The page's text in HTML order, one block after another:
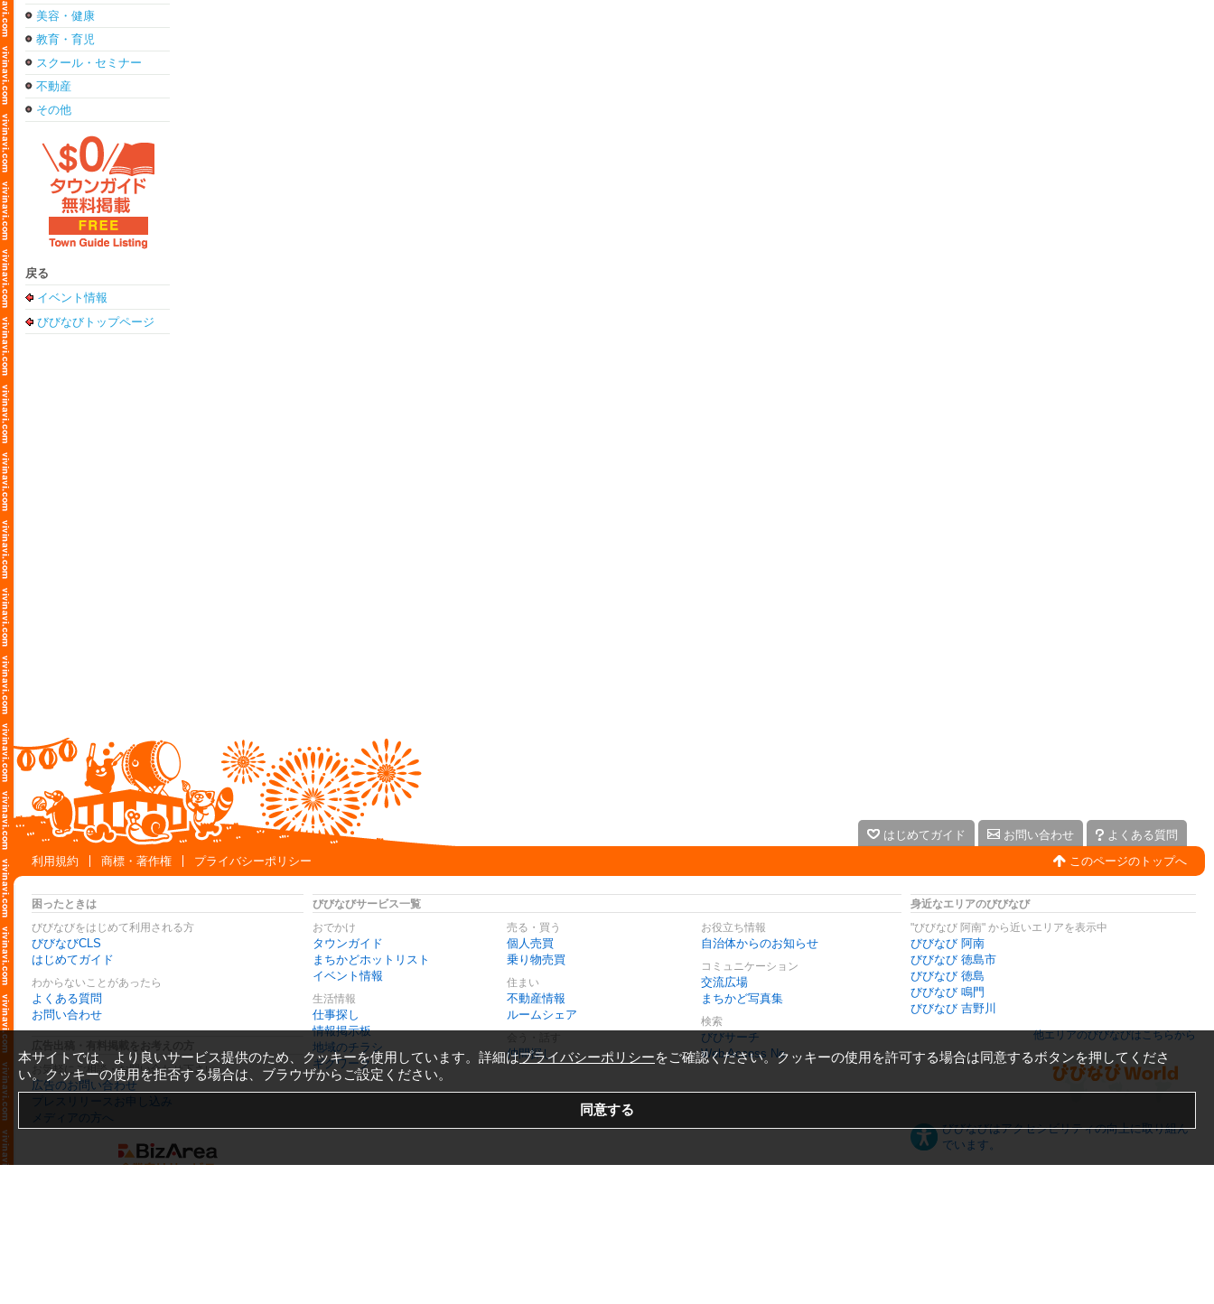
美容・健康
教育・育児
スクール・セミナー
不動産
その他
戻る
イベント情報
びびなびトップページ
はじめてガイド お問い合わせ
よくある質問
利用規約
商標・著作権 プライバシーポリシー このページのトップへ
困ったときは
びびなびをはじめて利用される方
びびなびCLS
はじめてガイド
わからないことがあったら
よくある質問
お問い合わせ
お気軽にご相談・お問い合わせ下さい
広告のお問い合わせ
プレスリリースお申し込み
メディアの方へ
びびなびサービス一覧
おでかけ
タウンガイド
まちかどホットリスト
イベント情報
生活情報
仕事探し
情報掲示板
地域のチラシ
ギグワーク
売る・買う
個人売買
乗り物売買
住まい
不動産情報
ルームシェア
仲間探し
お役立ち情報
自治体からのお知らせ
コミュニケーション
交流広場
まちかど写真集
検索
びびサーチ
Web Access No.
身近なエリアのびびなび
"びびなび 阿南" から近いエリアを表示中
びびなび 阿南
びびなび 徳島市
びびなび 徳島
びびなび 鳴門
びびなび 吉野川
他エリアのびびなびはこちらから
びびなびはアクセシビリティの向上に取り組ん
でいます。
本サイトでは、より良いサービス提供のため、クッキーを使用しています。詳細はプライバシーポリシーをご確認ください。クッキーの使用を許可する場合は同意するボタンを押してくださ
い。クッキーの使用を拒否する場合は、ブラウザからご設定ください。